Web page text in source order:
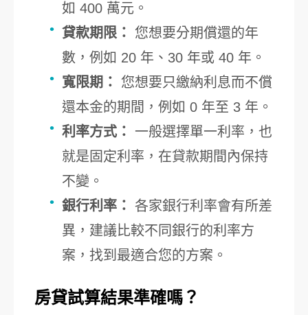
如 400 萬元。
貸款期限：
您想要分期償還的年
數，例如 20 年、30 年或 40 年。
寬限期：
您想要只繳納利息而不償
還本金的期間，例如 0 年至 3 年。
利率方式：
一般選擇單一利率，也
就是固定利率，在貸款期間內保持
不變。
銀行利率： 各家銀行利率會有所差
異，建議比較不同銀行的利率方
案，找到最適合您的方案。
房貸試算結果準確嗎？